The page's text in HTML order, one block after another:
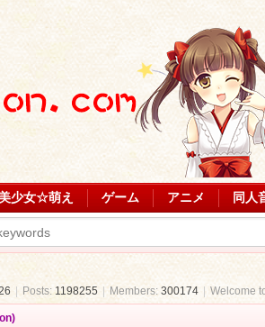
少女☆萌え ゲーム アニメ 同人
Posts:1198255 Members: 300174 Welcome